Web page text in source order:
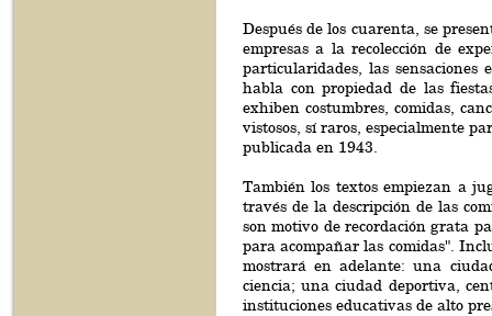
Después de los cuarenta, se
empresas a la recolección de
particularidades, las sensaciones
habla con propiedad de las
exhiben costumbres, comidas,
vistosos, sí raros, especialmente
publicada en 1943.
También los textos empiezan a
través de la descripción de las
son motivo de recordación grata
para acompañar las comidas".
mostrará en adelante: una
ciencia; una ciudad deportiva,
instituciones educativas de alto